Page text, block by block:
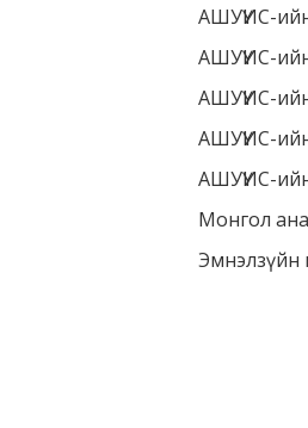
АШУҮИС-
АШУҮИС-
АШУҮИС-
АШУҮИС-
АШУҮИС-
Монгол